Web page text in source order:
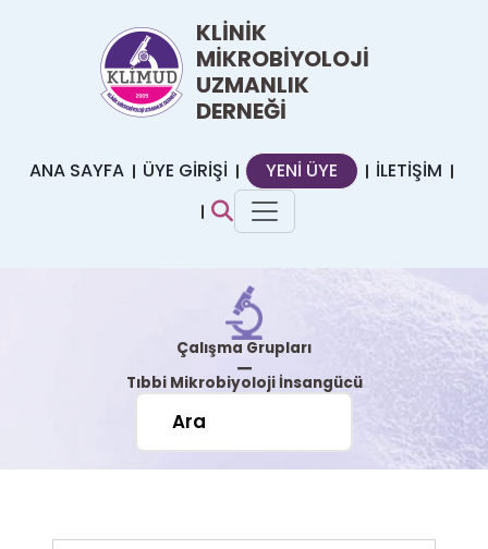
KLİNİK
MİKROBİYOLOJİ
UZMANLIK
DERNEĞİ
ANA SAYFA ÜYE GİRİŞİ YENİ ÜYE İLETİŞİM
Çalışma Grupları
|
Tıbbi Mikrobiyoloji İnsangücü